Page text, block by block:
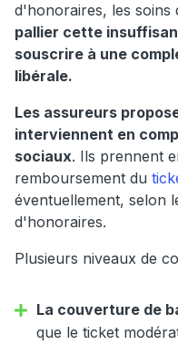
d'honoraires, les soins
pallier cette
souscrire à une
libérale.
Les assureurs
interviennent en
sociaux. Ils prennent
remboursement du
éventuellement, selon
d'honoraires.
Plusieurs niveaux de
La couverture de
que le ticket